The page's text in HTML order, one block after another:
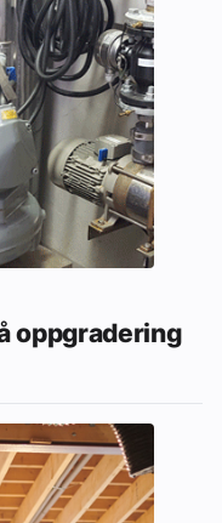
oppgradering